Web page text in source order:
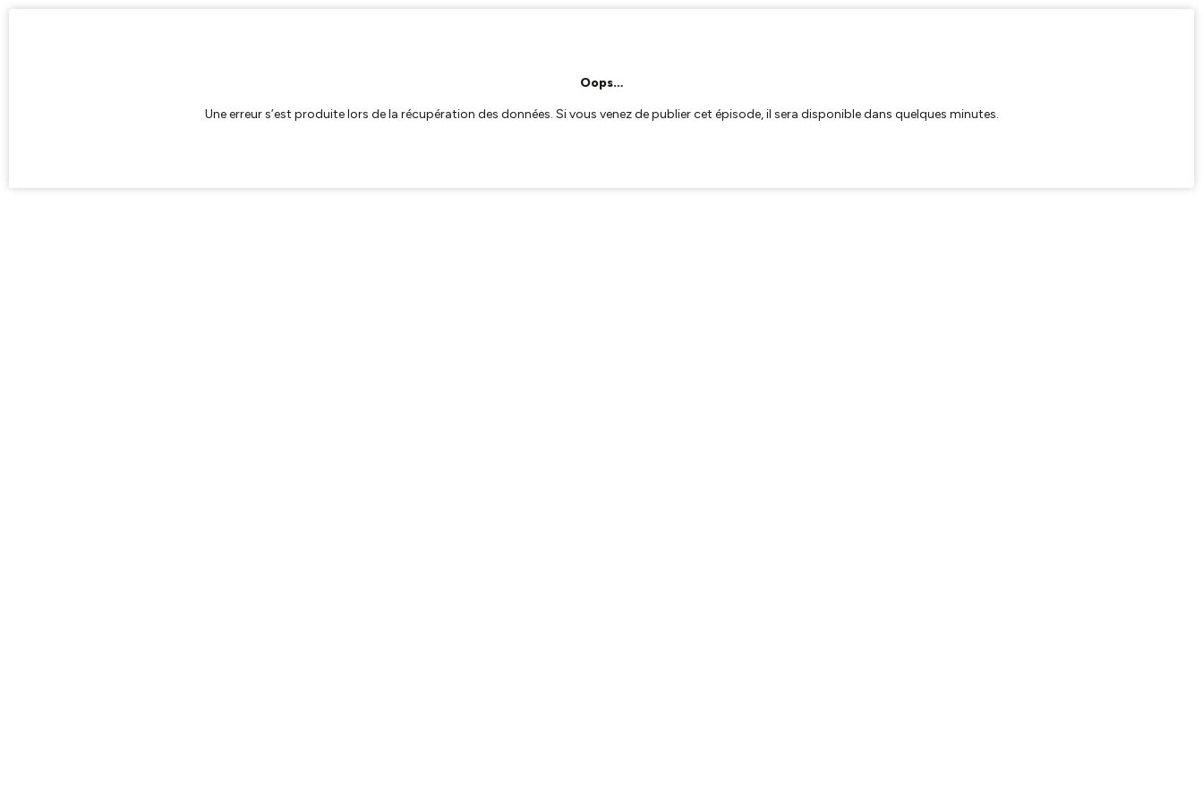
Oops…
Une erreur s’est produite lors de la récupération des données. Si vous venez de publier cet épisode, il sera disponible dans quelques minutes.